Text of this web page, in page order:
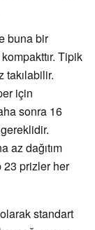
buna bir
Tipik
için
sonra 16
az dağıtım
23 prizler her
standart